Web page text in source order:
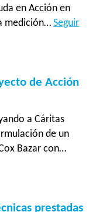
en Acción en
medición… Seguir
de Acción
a Cáritas
de un
Bazar con…
prestadas